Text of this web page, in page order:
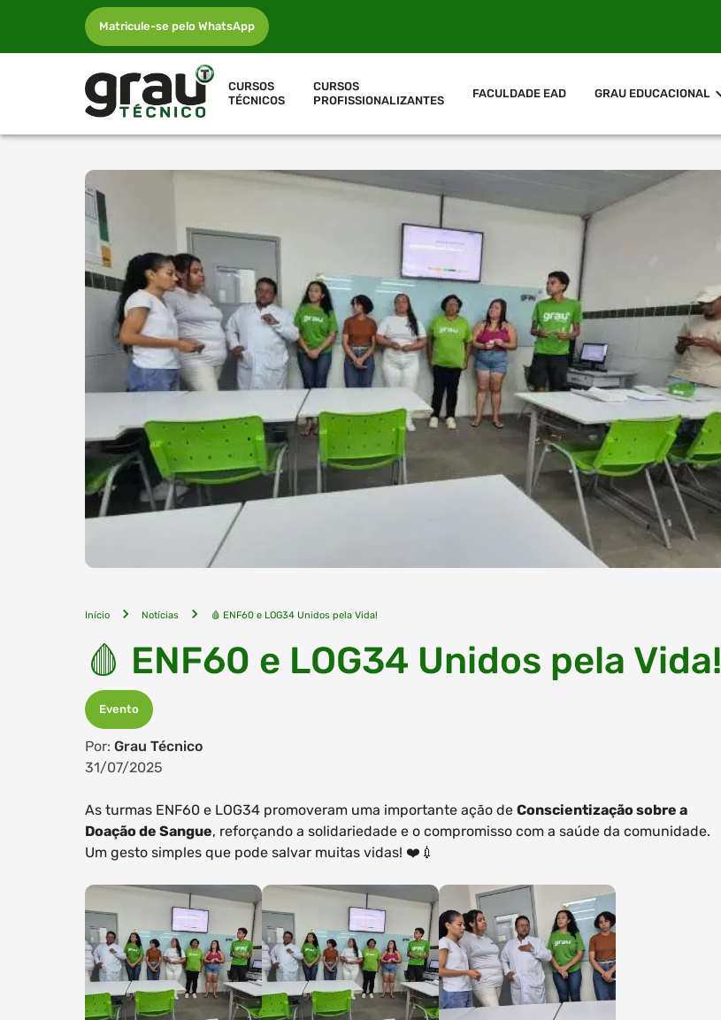
Matricule-se pelo WhatsApp
CURSOS
TÉCNICOS
CURSOS
PROFISSIONALIZANTES
FACULDADE EAD GRAU EDUCACIONAL
Início Notícias 🩸 ENF60 e LOG34 Unidos pela Vida!
🩸 ENF60 e LOG34 Unidos pela Vida!
Evento
Por: Grau Técnico
31/07/2025
As turmas ENF60 e LOG34 promoveram uma importante ação de Conscientização sobre a
Doação de Sangue, reforçando a solidariedade e o compromisso com a saúde da comunidade.
Um gesto simples que pode salvar muitas vidas! ❤️💉